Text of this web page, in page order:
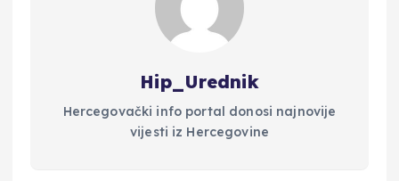
Hip_Urednik
Hercegovački info portal donosi najnovije
vijesti iz Hercegovine